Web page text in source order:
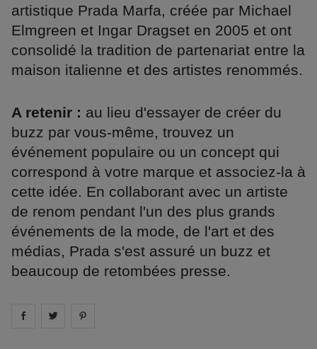
artistique Prada Marfa, créée par Michael
Elmgreen et Ingar Dragset en 2005 et ont
consolidé la tradition de partenariat entre la
maison italienne et des artistes renommés.
A retenir : au lieu d'essayer de créer du
buzz par vous-même, trouvez un
événement populaire ou un concept qui
correspond à votre marque et associez-la à
cette idée. En collaborant avec un artiste
de renom pendant l'un des plus grands
événements de la mode, de l'art et des
médias, Prada s'est assuré un buzz et
beaucoup de retombées presse.
Share on facebook
Share on